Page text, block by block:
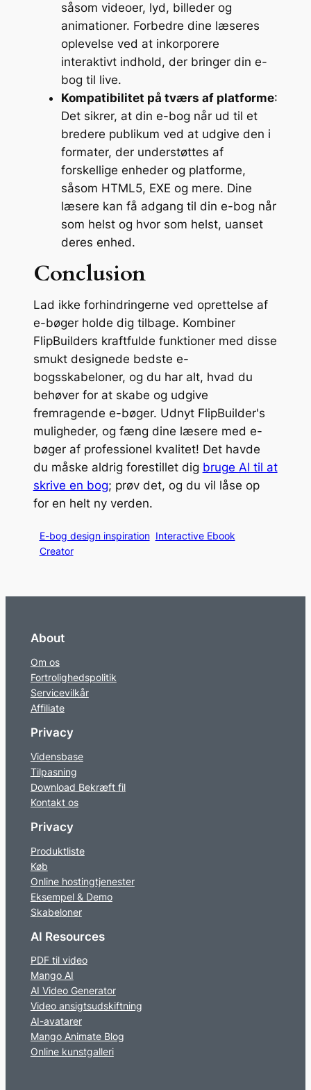
såsom videoer, lyd, billeder og
animationer. Forbedre dine læseres
oplevelse ved at inkorporere
interaktivt indhold, der bringer din e-
bog til live.
Kompatibilitet på tværs af platforme:
Det sikrer, at din e-bog når ud til et
bredere publikum ved at udgive den i
formater, der understøttes af
forskellige enheder og platforme,
såsom HTML5, EXE og mere. Dine
læsere kan få adgang til din e-bog når
som helst og hvor som helst, uanset
deres enhed.
Conclusion
Lad ikke forhindringerne ved oprettelse af
e-bøger holde dig tilbage. Kombiner
FlipBuilders kraftfulde funktioner med disse
smukt designede bedste e-
bogsskabeloner, og du har alt, hvad du
behøver for at skabe og udgive
fremragende e-bøger. Udnyt FlipBuilder's
muligheder, og fæng dine læsere med e-
bøger af professionel kvalitet! Det havde
du måske aldrig forestillet dig bruge AI til at
skrive en bog; prøv det, og du vil låse op
for en helt ny verden.
E-bog design inspiration Interactive Ebook
Creator
About
Om os
Fortrolighedspolitik
Servicevilkår
Affiliate
Privacy
Vidensbase
Tilpasning
Download Bekræft fil
Kontakt os
Privacy
Produktliste
Køb
Online hostingtjenester
Eksempel & Demo
Skabeloner
AI Resources
PDF til video
Mango AI
AI Video Generator
Video ansigtsudskiftning
AI-avatarer
Mango Animate Blog
Online kunstgalleri